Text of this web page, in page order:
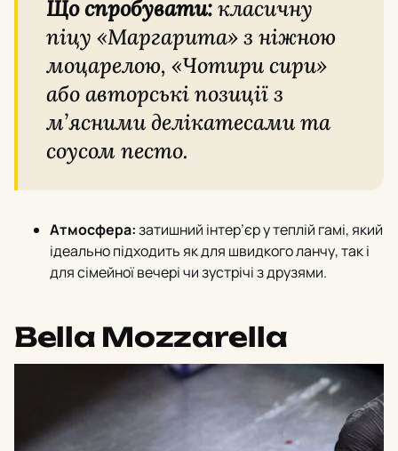
Що спробувати:класичну
піцу «Маргарита» з ніжною
моцарелою, «Чотири сири»
або авторські позиції з
м’ясними делікатесами та
соусом песто.
Атмосфера:затишний інтер’єр у теплій гамі, який
ідеально підходить як для швидкого ланчу, так і
для сімейної вечері чи зустрічі з друзями.
Bella Mozzarella